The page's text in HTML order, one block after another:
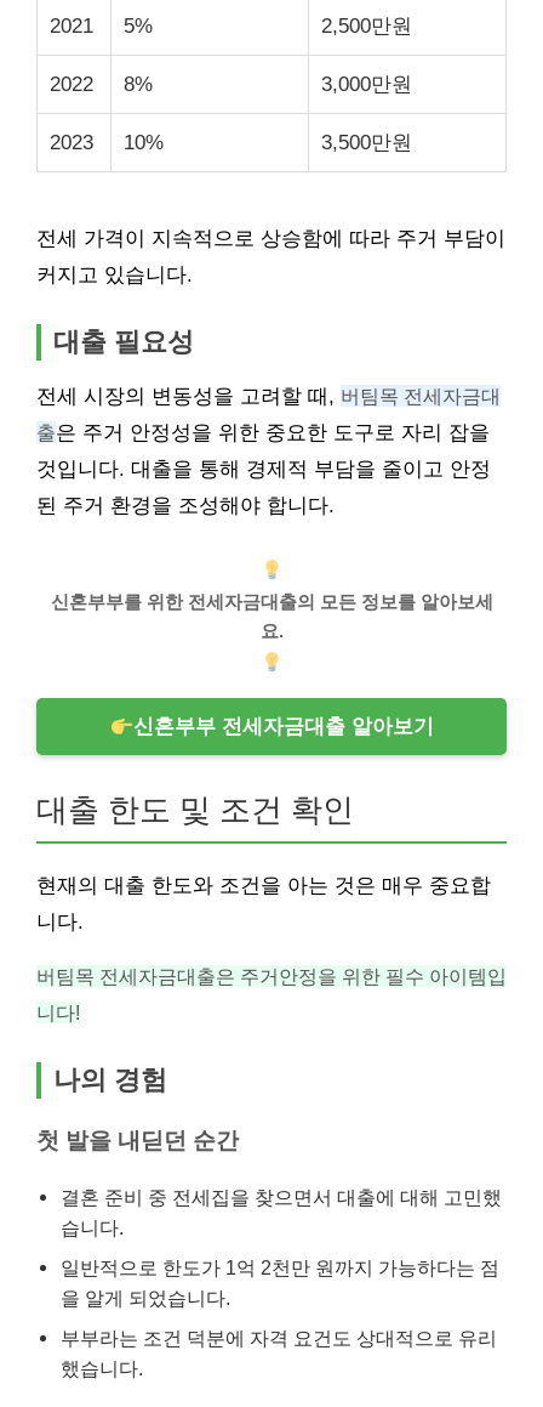
2021 5% 2,500만원
2022 8% 3,000만원
2023 10% 3,500만원
전세 가격이 지속적으로 상승함에 따라 주거 부담이
커지고 있습니다.
대출 필요성
전세 시장의 변동성을 고려할 때, 버팀목 전세자금대
출은 주거 안정성을 위한 중요한 도구로 자리 잡을
것입니다. 대출을 통해 경제적 부담을 줄이고 안정
된 주거 환경을 조성해야 합니다.
신혼부부를 위한 전세자금대출의 모든 정보를 알아보세
요.
신혼부부 전세자금대출 알아보기
대출 한도 및 조건 확인
현재의 대출 한도와 조건을 아는 것은 매우 중요합
니다.
버팀목 전세자금대출은 주거안정을 위한 필수 아이템입
니다!
나의 경험
첫 발을 내딛던 순간
결혼 준비 중 전세집을 찾으면서 대출에 대해 고민했
습니다.
일반적으로 한도가 1억 2천만 원까지 가능하다는 점
을 알게 되었습니다.
부부라는 조건 덕분에 자격 요건도 상대적으로 유리
했습니다.